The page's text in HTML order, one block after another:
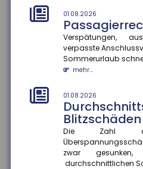
01.08.2026
Verspätungen,
verpasste
Sommerurlaub
mehr...
01.08.2026
Die Zahl
zwar
durchschnittlichen
Ab dem 1. August
gesetzlichen
Dieser wird schrittweise
mehr...
01.08.2026
Regress
bei
Der
Regress nehmen können,
mehr...